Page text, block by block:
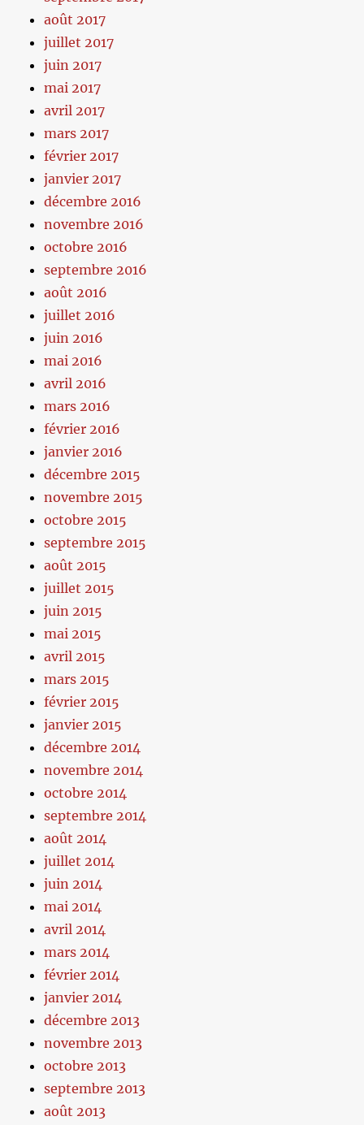
août 2017
juillet 2017
juin 2017
mai 2017
avril 2017
mars 2017
février 2017
janvier 2017
décembre 2016
novembre 2016
octobre 2016
septembre 2016
août 2016
juillet 2016
juin 2016
mai 2016
avril 2016
mars 2016
février 2016
janvier 2016
décembre 2015
novembre 2015
octobre 2015
septembre 2015
août 2015
juillet 2015
juin 2015
mai 2015
avril 2015
mars 2015
février 2015
janvier 2015
décembre 2014
novembre 2014
octobre 2014
septembre 2014
août 2014
juillet 2014
juin 2014
mai 2014
avril 2014
mars 2014
février 2014
janvier 2014
décembre 2013
novembre 2013
octobre 2013
septembre 2013
août 2013